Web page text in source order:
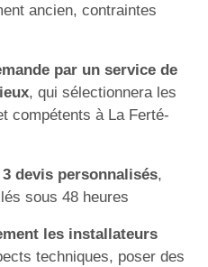
ancien, contraintes
par un service de
, qui sélectionnera les
compétents à La Ferté-
3 devis personnalisés,
sous 48 heures
les installateurs
techniques, poser des